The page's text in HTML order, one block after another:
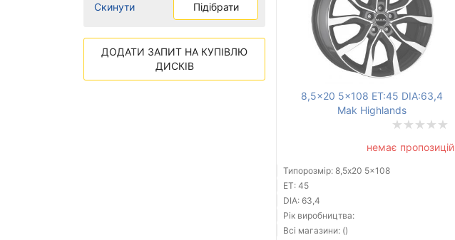
8,5x20 5x108 ET:45 DIA:63,4
Mak Highlands
немає пропозицій
Типорозмір: 8,5x20 5x108
ET: 45
DIA: 63,4
Рік виробництва:
Всі магазини: ()
Скинути Підібрати
ДОДАТИ ЗАПИТ НА КУПІВЛЮ
ДИСКІВ